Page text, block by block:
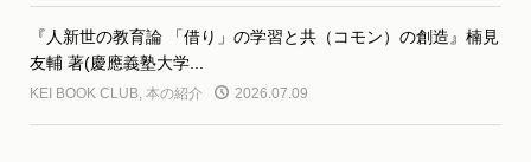
『人新世の教育論 「借り」の学習と共（コモン）の創造』楠見
友輔 著(慶應義塾大学...
KEI BOOK CLUB, 本の紹介 2026.07.09